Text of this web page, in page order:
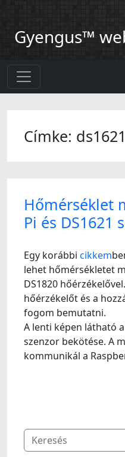
Gyengus™
Címke: ds1621
Hőmérséklet
Pi és DS1621
Egy korábbi cikkem
lehet hőmérsékletet
DS1820
hőérzékelőt és a
fogom bemutatni.
A lenti képen látható
szenzor bekötése. A
kommunikál a